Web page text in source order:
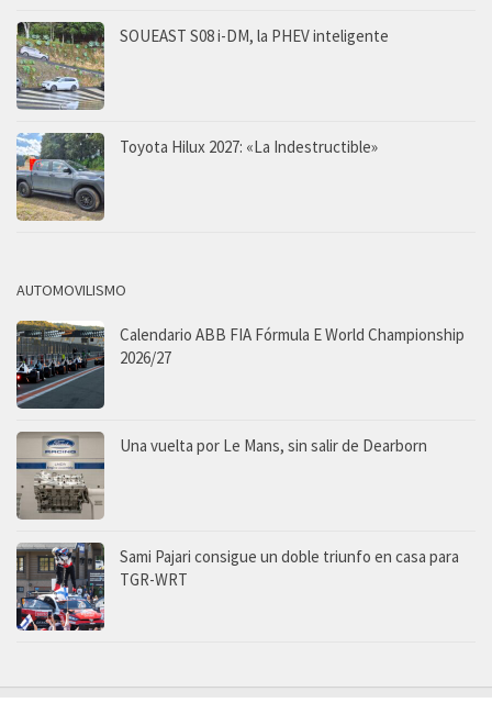
SOUEAST S08 i-DM, la PHEV inteligente
Toyota Hilux 2027: «La Indestructible»
AUTOMOVILISMO
Calendario ABB FIA Fórmula E World Championship
2026/27
Una vuelta por Le Mans, sin salir de Dearborn
Sami Pajari consigue un doble triunfo en casa para
TGR-WRT